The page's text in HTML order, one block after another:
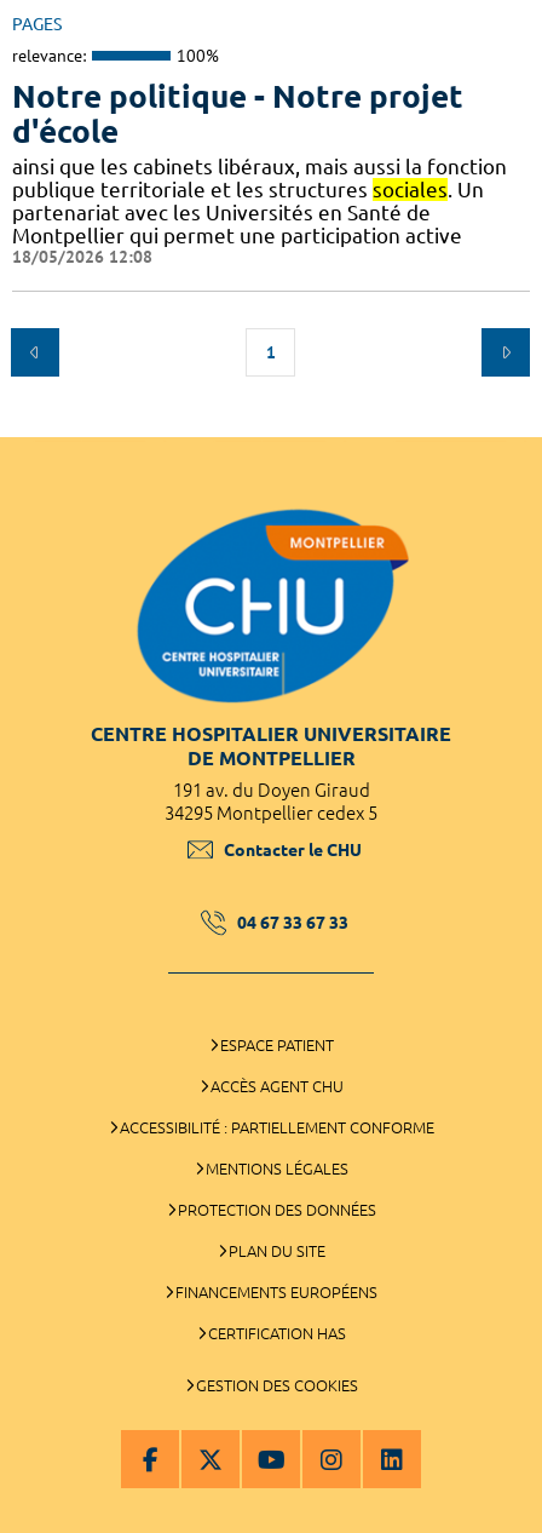
PAGES
relevance: 100%
Notre politique - Notre projet
d'école
ainsi que les cabinets libéraux, mais aussi la fonction
publique territoriale et les structures sociales . Un
partenariat avec les Universités en Santé de
Montpellier qui permet une participation active
18/05/2026 12:08
1
CENTRE HOSPITALIER UNIVERSITAIRE
DE MONTPELLIER
191 av. du Doyen Giraud
34295 Montpellier cedex 5
Contacter le CHU
04 67 33 67 33
ESPACE PATIENT
ACCÈS AGENT CHU
ACCESSIBILITÉ : PARTIELLEMENT CONFORME
MENTIONS LÉGALES
PROTECTION DES DONNÉES
PLAN DU SITE
FINANCEMENTS EUROPÉENS
CERTIFICATION HAS
GESTION DES COOKIES